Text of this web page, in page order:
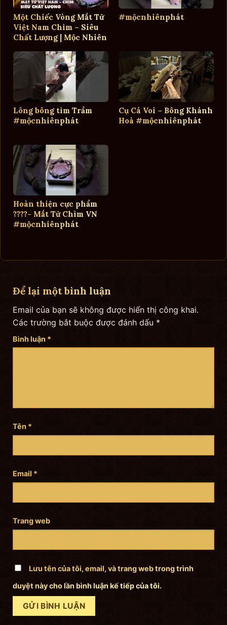
Một Chiếc Vòng Mắt Tử
Việt Nam Chìm – Siêu
Chất Lượng | Mộc Nhiên
#mộcnhiênphát
Lông bông tìm Trầm
#mộcnhiênphát
Cụ Cá Voi – Bông Khánh
Hoà #mộcnhiênphát
Hoàn thiện cực phẩm
????- Mắt Tử Chìm VN
#mộcnhiênphát
Để lại một bình luận
Email của bạn sẽ không được hiển thị công khai.
Các trường bắt buộc được đánh dấu *
Bình luận *
Tên *
Email *
Trang web
Lưu tên của tôi, email, và trang web trong trình
duyệt này cho lần bình luận kế tiếp của tôi.